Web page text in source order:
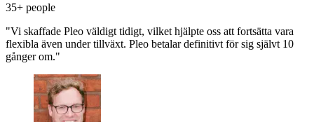
35+ people
"Vi skaffade Pleo väldigt tidigt, vilket hjälpte oss att fortsätta vara
flexibla även under tillväxt. Pleo betalar definitivt för sig självt 10
gånger om."